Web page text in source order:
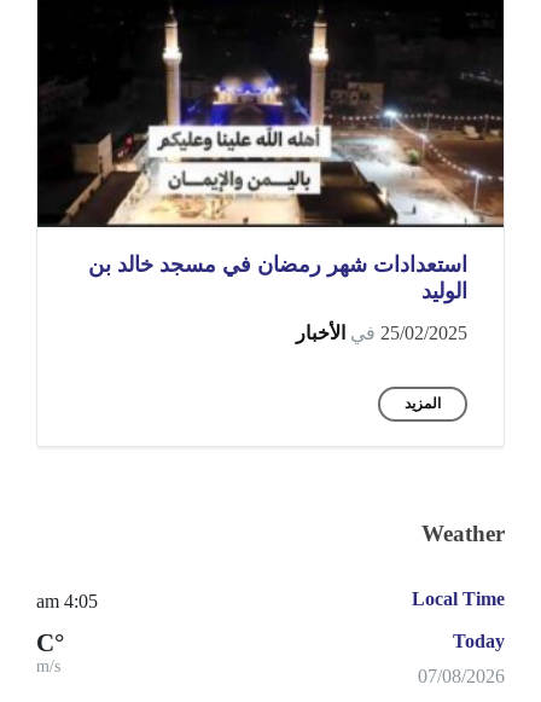
استعدادات شهر رمضان في مسجد خالد بن
الوليد
25/02/2025 في الأخبار
المزيد
Weather
Local Time
4:05 am
Today
07/08/2026
°C
m/s